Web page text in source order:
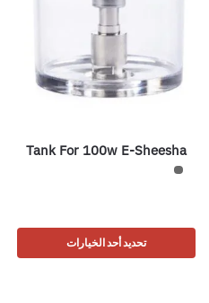
Tank For 100w E-Sheesha
تحديد أحد الخيارات